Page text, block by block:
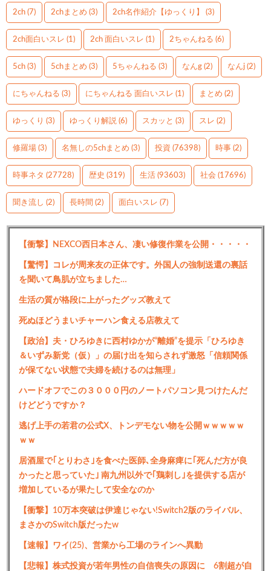
2ch (7) 2chまとめ (3) 2ch名作紹介【ゆっくり】 (3)
2ch面白いスレ (1) 2ch 面白いスレ (1) 2ちゃんねる (6)
5ch (3) 5chまとめ (3) 5ちゃんねる (3) なんg (2) なんj (2)
にちゃんねる (3) にちゃんねる 面白いスレ (1) まとめ (2)
ゆっくり (3) ゆっくり解説 (6) スカッと (3) スレ (2)
修羅場 (3) 名無しの5chまとめ (3) 投資 (76398) 時事 (2)
時事ネタ (27728) 歴史 (319) 生活 (93603) 社会 (17696)
聞き流し (2) 長時間 (2) 面白いスレ (7)
【衝撃】NEXCO西日本さん、凄い修復作業を公開・・・・・
【驚愕】コレが周来友の正体です。外国人の強制送還の裏話
を聞いて鳥肌が立ちました…
生活の質が格段に上がったグッズ教えて
死ぬほどうまいチャーハン食える店教えて
【政治】夫・ひろゆきに西村ゆかが“離婚”を提示「ひろゆき
＆いずみ新党（仮）」の届け出を知らされず激怒「信頼関係
が保てない状態で夫婦を続けるのは無理」
ハードオフでこの３０００円のノートパソコン見つけたんだ
けどどうですか？
逃げ上手の若君の公式X、トンデモない物を公開ｗｗｗｗｗ
ｗｗ
居酒屋で｢とりわさ｣を食べた医師､全身麻痺に｢死んだ方が良
かったと思っていた｣ 南九州以外で｢鶏刺し｣を提供する店が
増加しているが果たして安全なのか
【衝撃】10万本突破は伊達じゃない!Switch2版のライバル、
まさかのSwitch版だったw
【速報】ワイ(25)、営業から工場のラインへ異動
【悲報】株式投資が若年男性の自信喪失の原因に 6割超が自